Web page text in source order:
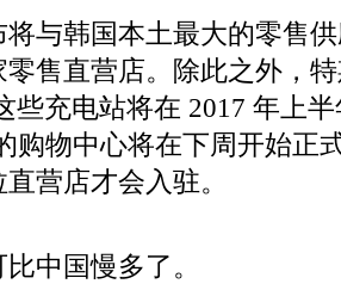
韩国本土最大的零售供
售直营店。除此之外，
些充电站将在 2017 年上
购物中心将在下周开始正
营店才会入驻。
国慢多了。